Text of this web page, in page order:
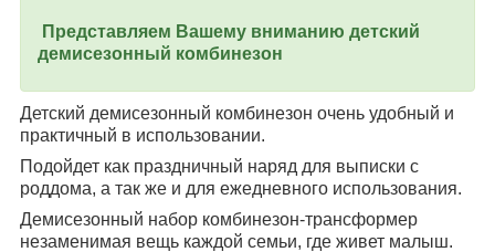
Представляем Вашему вниманию детский
демисезонный комбинезон
Детский демисезонный комбинезон очень удобный и
практичный в использовании.
Подойдет как праздничный наряд для выписки с
роддома, а так же и для ежедневного использования.
Демисезонный набор комбинезон-трансформер
незаменимая вещь каждой семьи, где живет малыш.